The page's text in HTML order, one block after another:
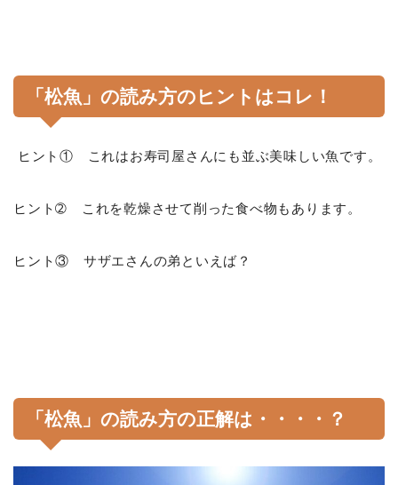
「松魚」の読み方のヒントはコレ！
ヒント① これはお寿司屋さんにも並ぶ美味しい魚です。
ヒント➁ これを乾燥させて削った食べ物もあります。
ヒント③ サザエさんの弟といえば？
「松魚」の読み方の正解は・・・・？